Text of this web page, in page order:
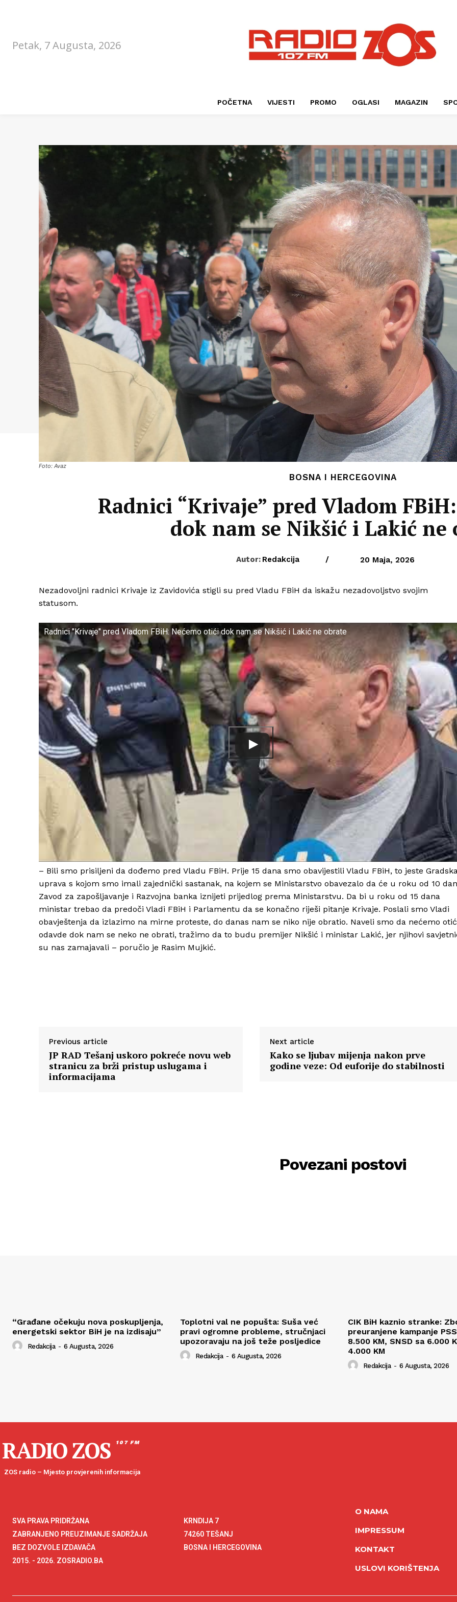
Petak, 7 Augusta, 2026
POČETNA VIJESTI PROMO OGLASI MAGAZIN
Foto: Avaz
BOSNA I HERCEGOVINA
Radnici “Krivaje” pred Vladom
dok nam se Nikšić i Lakić ne
Autor: Redakcija / 20 Maja, 2026
Nezadovoljni radnici Krivaje iz Zavidovića stigli su pred Vladu FBiH da iskažu nezadovoljstvo svojim
statusom.
Radnici "Krivaje" pred Vladom FBiH: Nećemo otići dok nam se Nikšić i Lakić ne obrate
– Bili smo prisiljeni da dođemo pred Vladu FBiH. Prije 15 dana smo obavijestili Vladu FBiH, to jeste
uprava s kojom smo imali zajednički sastanak, na kojem se Ministarstvo obavezalo da će u roku od 10
Zavod za zapošljavanje i Razvojna banka iznijeti prijedlog prema Ministarstvu. Da bi u roku od 15 dana
ministar trebao da predoči Vladi FBiH i Parlamentu da se konačno riješi pitanje Krivaje. Poslali smo Vladi
obavještenja da izlazimo na mirne proteste, do danas nam se niko nije obratio. Naveli smo da nećemo
odavde dok nam se neko ne obrati, tražimo da to budu premijer Nikšić i ministar Lakić, jer njihovi
su nas zamajavali – poručio je Rasim Mujkić.
Previous article
JP RAD Tešanj uskoro pokreće novu web
stranicu za brži pristup uslugama i
informacijama
Next article
Kako se ljubav mijenja nakon prve
godine veze: Od euforije do stabilnosti
Povezani postovi
“Građane očekuju nova poskupljenja,
energetski sektor BiH je na izdisaju”
Redakcija - 6 Augusta, 2026
Toplotni val ne popušta: Suša već
pravi ogromne probleme, stručnjaci
upozoravaju na još teže posljedice
Redakcija - 6 Augusta, 2026
CIK BiH kaznio stranke:
preuranjene kampanje
8.500 KM, SNSD sa 6.000
4.000 KM
Redakcija - 6 Augusta, 2026
RADIO ZOS 107 FM
ZOS radio – Mjesto provjerenih informacija
SVA PRAVA PRIDRŽANA
ZABRANJENO PREUZIMANJE SADRŽAJA
BEZ DOZVOLE IZDAVAČA
2015. - 2026. ZOSRADIO.BA
KRNDIJA 7
74260 TEŠANJ
BOSNA I HERCEGOVINA
O NAMA
IMPRESSUM
KONTAKT
USLOVI KORIŠTENJA